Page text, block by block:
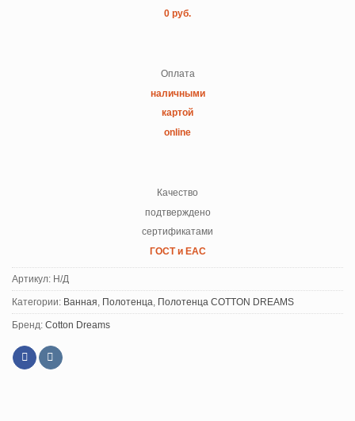
0 руб.
Оплата
наличными
картой
online
Качество
подтверждено
сертификатами
ГОСТ и ЕАС
Артикул: Н/Д
Категории: Ванная, Полотенца, Полотенца COTTON DREAMS
Бренд: Cotton Dreams